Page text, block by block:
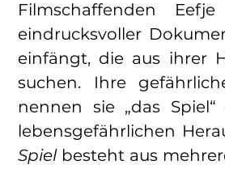
Filmschaffenden
eindrucksvoller
einfängt, die aus ihrer
suchen. Ihre
nennen sie „das
lebensgefährlichen
Spiel besteht aus